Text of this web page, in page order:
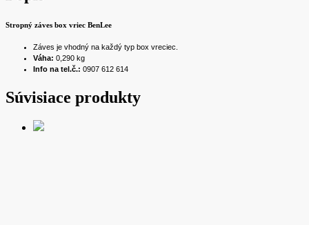
Stropný záves box vriec BenLee
Záves je vhodný na každý typ box vreciec.
Váha: 0,290 kg
Info na tel.č.: 0907 612 614
Súvisiace produkty